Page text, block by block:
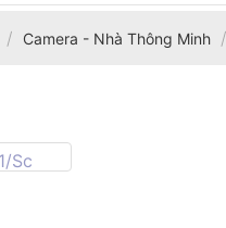
/ Camera - Nhà Thông Minh /